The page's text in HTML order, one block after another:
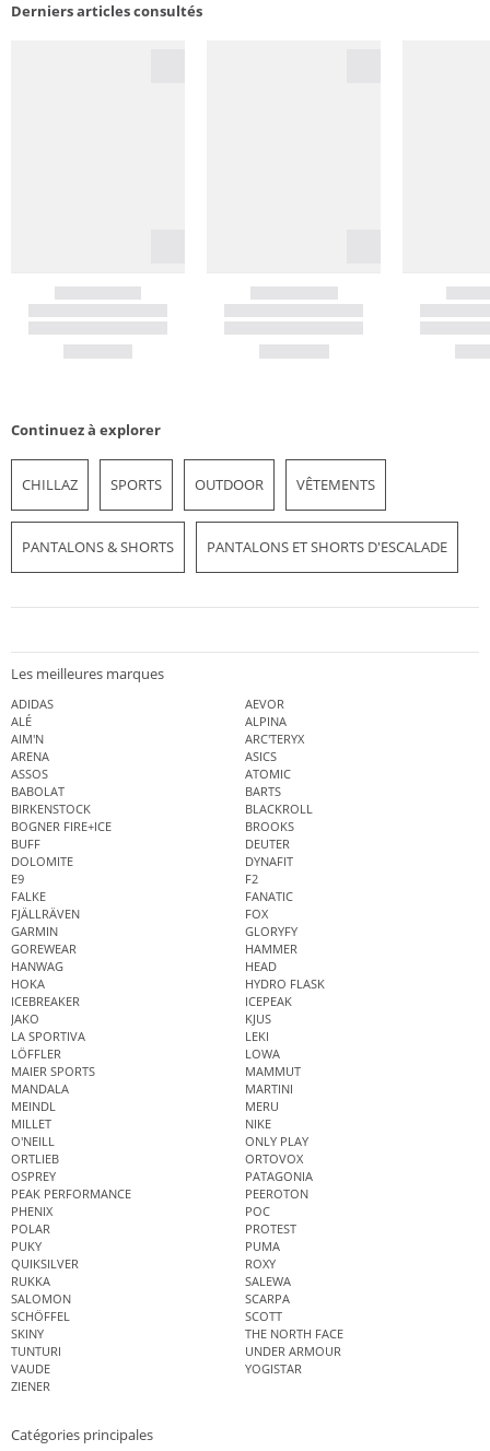
Derniers articles consultés
Continuez à explorer
CHILLAZ SPORTS OUTDOOR VÊTEMENTS
PANTALONS & SHORTS PANTALONS ET SHORTS D'ESCALADE
Les meilleures marques
ADIDAS
AEVOR
ALÉ
ALPINA
AIM'N
ARC'TERYX
ARENA
ASICS
ASSOS
ATOMIC
BABOLAT
BARTS
BIRKENSTOCK
BLACKROLL
BOGNER FIRE+ICE
BROOKS
BUFF
DEUTER
DOLOMITE
DYNAFIT
E9
F2
FALKE
FANATIC
FJÄLLRÄVEN
FOX
GARMIN
GLORYFY
GOREWEAR
HAMMER
HANWAG
HEAD
HOKA
HYDRO FLASK
ICEBREAKER
ICEPEAK
JAKO
KJUS
LA SPORTIVA
LEKI
LÖFFLER
LOWA
MAIER SPORTS
MAMMUT
MANDALA
MARTINI
MEINDL
MERU
MILLET
NIKE
O'NEILL
ONLY PLAY
ORTLIEB
ORTOVOX
OSPREY
PATAGONIA
PEAK PERFORMANCE
PEEROTON
PHENIX
POC
POLAR
PROTEST
PUKY
PUMA
QUIKSILVER
ROXY
RUKKA
SALEWA
SALOMON
SCARPA
SCHÖFFEL
SCOTT
SKINY
THE NORTH FACE
TUNTURI
UNDER ARMOUR
VAUDE
YOGISTAR
ZIENER
Catégories principales